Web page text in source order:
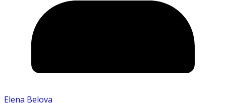
Elena Belova